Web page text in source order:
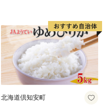
北海道倶知安町